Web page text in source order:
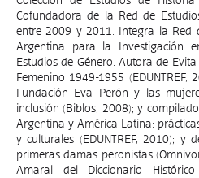
Cofundadora de la Red de
entre 2009 y 2011. Integra la Red
Argentina para la Investigación
Estudios de Género. Autora de
Femenino 1949-1955
Fundación Eva Perón y las
inclusión (Biblos, 2008); y
Argentina y América Latina:
y culturales (EDUNTREF, 2010); y
primeras damas peronistas
Amaral del Diccionario